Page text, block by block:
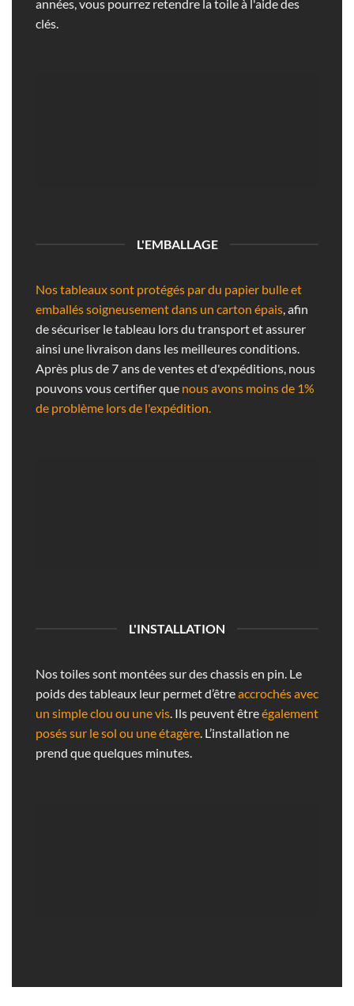
années, vous pourrez retendre la toile à l'aide des
clés.
L'EMBALLAGE
Nos tableaux sont protégés par du papier bulle et
emballés soigneusement dans un carton épais, afin
de sécuriser le tableau lors du transport et assurer
ainsi une livraison dans les meilleures conditions.
Après plus de 7 ans de ventes et d'expéditions, nous
pouvons vous certifier que nous avons moins de 1%
de problème lors de l'expédition.
L'INSTALLATION
Nos toiles sont montées sur des chassis en pin. Le
poids des tableaux leur permet d’êtreaccrochés avec
un simple clou ou une vis. Ils peuvent êtreégalement
posés sur le sol ou une étagère. L’installation ne
prend que quelques minutes.